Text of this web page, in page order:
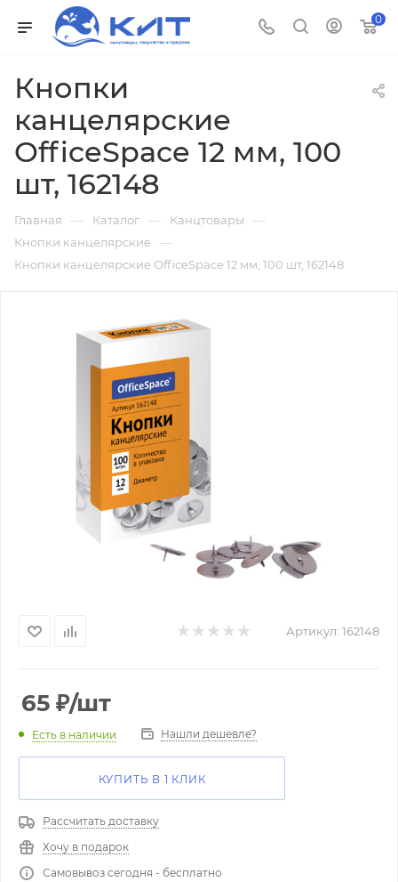
0
Кнопки
канцелярские
OfficeSpace 12 мм, 100
шт, 162148
Главная — Каталог — Канцтовары —
Кнопки канцелярские —
Кнопки канцелярские OfficeSpace 12 мм, 100 шт, 162148
Артикул: 162148
65 ₽/шт
Есть в наличии Нашли дешевле?
КУПИТЬ В 1 КЛИК
Рассчитать доставку
Хочу в подарок
Самовывоз сегодня - бесплатно